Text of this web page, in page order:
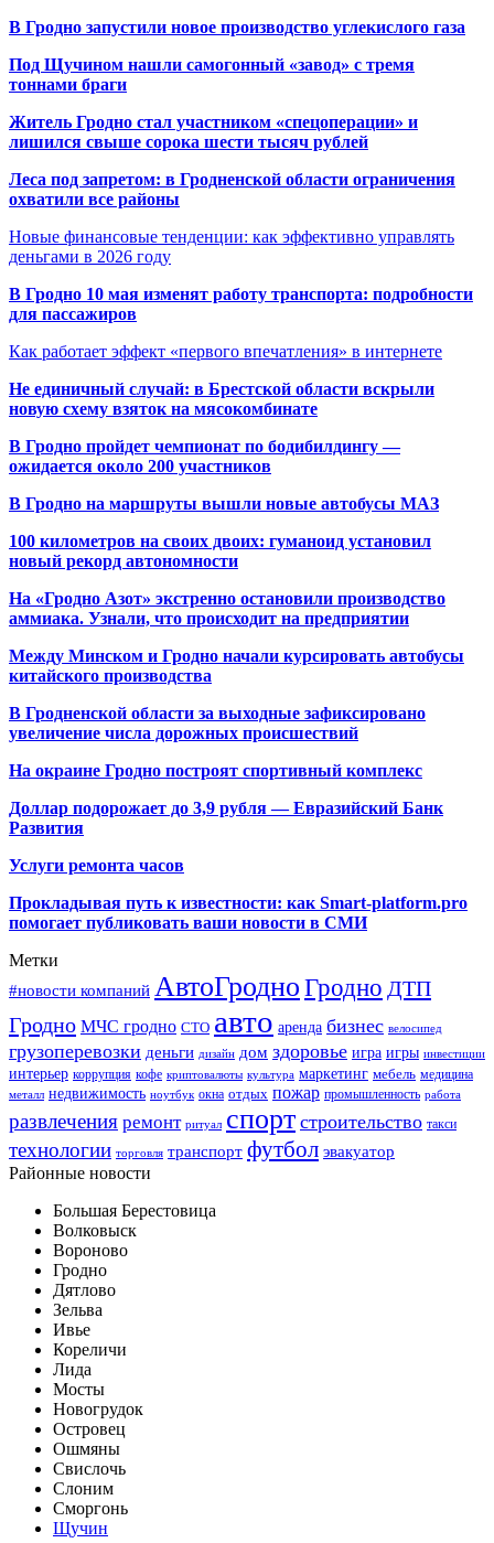
В Гродно запустили новое производство углекислого газа
Под Щучином нашли самогонный «завод» с тремя
тоннами браги
Житель Гродно стал участником «спецоперации» и
лишился свыше сорока шести тысяч рублей
Леса под запретом: в Гродненской области ограничения
охватили все районы
Новые финансовые тенденции: как эффективно управлять
деньгами в 2026 году
В Гродно 10 мая изменят работу транспорта: подробности
для пассажиров
Как работает эффект «первого впечатления» в интернете
Не единичный случай: в Брестской области вскрыли
новую схему взяток на мясокомбинате
В Гродно пройдет чемпионат по бодибилдингу —
ожидается около 200 участников
В Гродно на маршруты вышли новые автобусы МАЗ
100 километров на своих двоих: гуманоид установил
новый рекорд автономности
На «Гродно Азот» экстренно остановили производство
аммиака. Узнали, что происходит на предприятии
Между Минском и Гродно начали курсировать автобусы
китайского производства
В Гродненской области за выходные зафиксировано
увеличение числа дорожных происшествий
На окраине Гродно построят спортивный комплекс
Доллар подорожает до 3,9 рубля — Евразийский Банк
Развития
Услуги ремонта часов
Прокладывая путь к известности: как Smart-platform.pro
помогает публиковать ваши новости в СМИ
Метки
#новости компаний АвтоГродноГродно ДТП
Гродно МЧС гродно СТО авто аренда бизнес велосипед
грузоперевозки деньги дизайн дом здоровье игра игры инвестиции
интерьер коррупция кофе криптовалюты культура маркетинг мебель медицина
металл недвижимость ноутбук окна отдых пожар промышленность работа
развлечения ремонт ритуал спорт строительство такси
технологии торговля транспорт футбол эвакуатор
Районные новости
Большая Берестовица
Волковыск
Вороново
Гродно
Дятлово
Зельва
Ивье
Кореличи
Лида
Мосты
Новогрудок
Островец
Ошмяны
Свислочь
Слоним
Сморгонь
Щучин